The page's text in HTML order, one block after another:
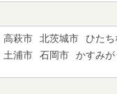
高萩市 北茨城市 ひた
土浦市
石岡市 かすみ